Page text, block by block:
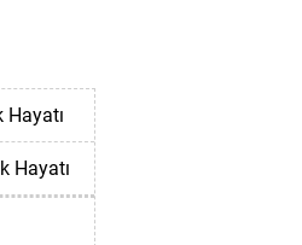
Hayatı
Hayatı